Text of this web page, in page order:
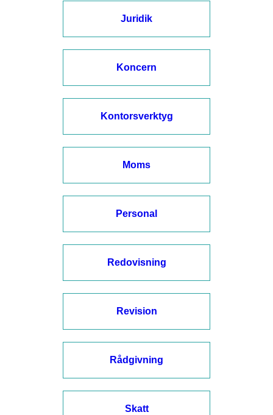
Juridik
Koncern
Kontorsverktyg
Moms
Personal
Redovisning
Revision
Rådgivning
Skatt